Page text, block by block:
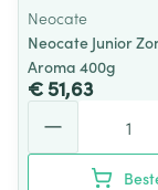
Neocate
Neocate Junior
Aroma 400g
€ 51,63